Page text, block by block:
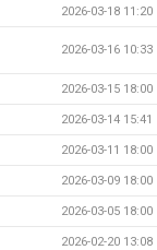
2026-03-18 11:20
2026-03-16 10:33
2026-03-15 18:00
2026-03-14 15:41
2026-03-11 18:00
2026-03-09 18:00
2026-03-05 18:00
2026-02-20 13:08